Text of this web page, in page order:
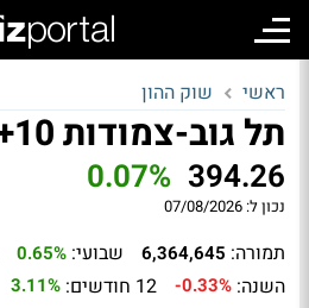
ראשי שוק ההון
תל גוב-צמודות 10+
394.26
0.07%
נכון ל: 07/08/2026
תמורה: 6,364,645 שבועי: 0.65%
השנה: -0.33% 12 חודשים: 3.11%